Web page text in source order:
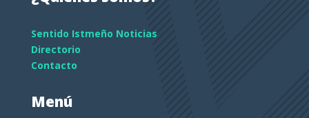
Sentido Istmeño Noticias
Directorio
Contacto
Menú